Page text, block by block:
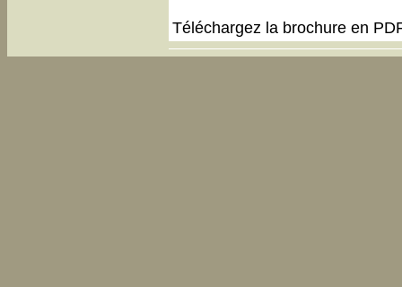
Téléchargez la brochure en